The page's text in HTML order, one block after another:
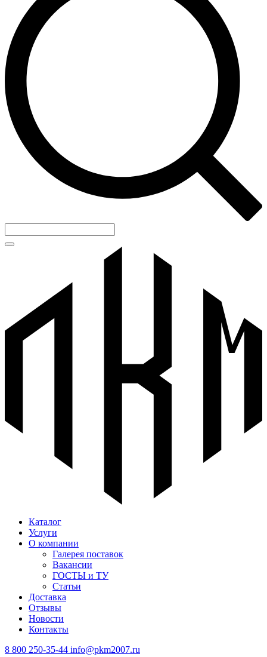
Каталог
Услуги
О компании
Галерея поставок
Вакансии
ГОСТЫ и ТУ
Статьи
Доставка
Отзывы
Новости
Контакты
8 800 250-35-44 info@pkm2007.ru